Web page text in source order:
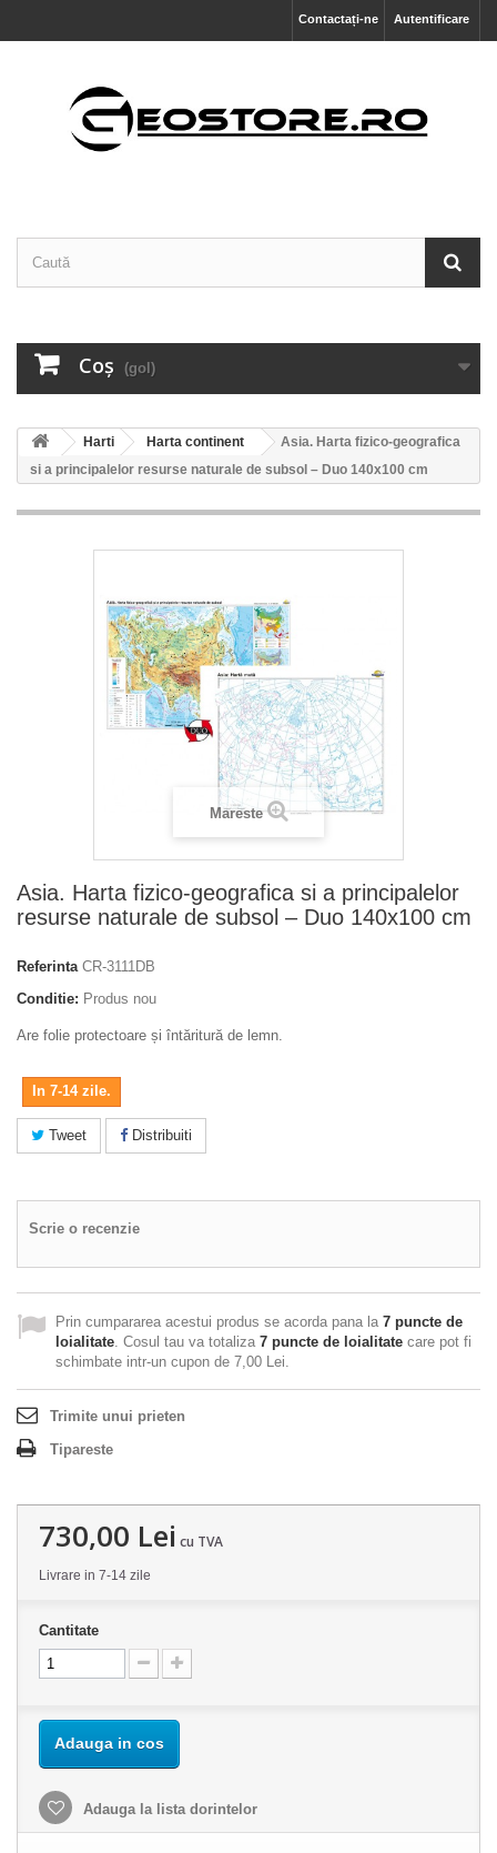
Autentificare
Contactați-ne
Coş (gol)
Harti Harta continent
Asia. Harta fizico-geografica
si a principalelor resurse naturale de subsol – Duo 140x100 cm
Mareste
Asia. Harta fizico-geografica si a principalelor
resurse naturale de subsol – Duo 140x100 cm
Referinta CR-3111DB
Conditie: Produs nou
Are folie protectoare și întăritură de lemn.
In 7-14 zile.
Tweet Distribuiti
Scrie o recenzie
Prin cumpararea acestui produs se acorda pana la 7 puncte de
loialitate. Cosul tau va totaliza 7 puncte de loialitate care pot fi
schimbate intr-un cupon de 7,00 Lei.
Trimite unui prieten
Tipareste
730,00 Lei cu TVA
Livrare in 7-14 zile
Cantitate
Adauga in cos
Adauga la lista dorintelor